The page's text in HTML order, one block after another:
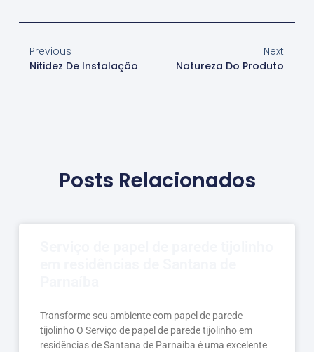
Previous
Nitidez De Instalação
Next
Natureza Do Produto
Posts Relacionados
Transforme seu ambiente com papel de parede
tijolinho O Serviço de papel de parede tijolinho em
residências de Santana de Parnaíba é uma excelente